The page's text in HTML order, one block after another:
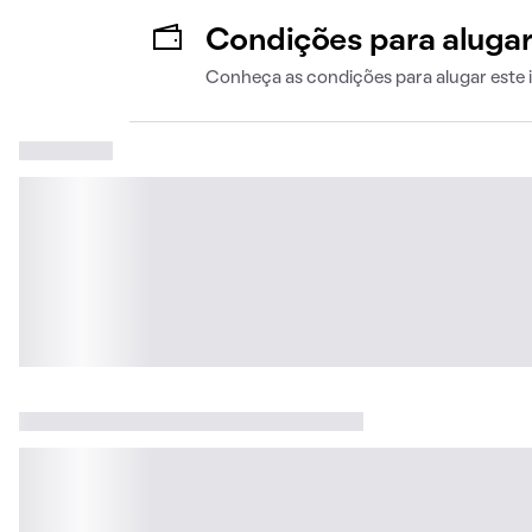
Condições para alugar
Conheça as condições para alugar este